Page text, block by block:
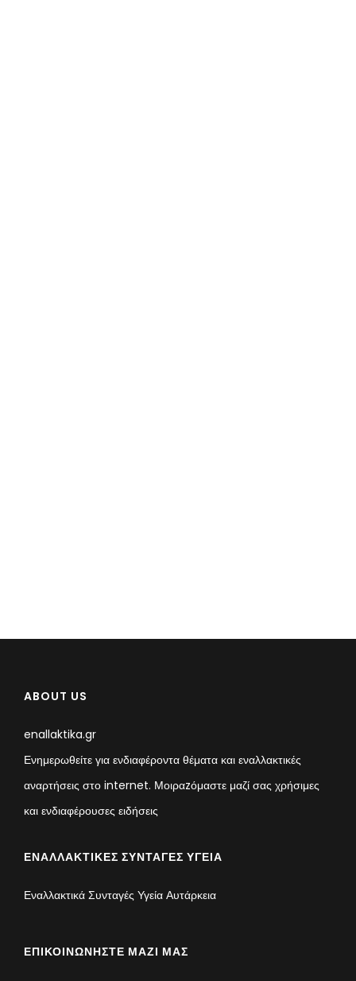
ABOUT US
enallaktika.gr
Ενημερωθείτε για ενδιαφέροντα θέματα και εναλλακτικές
αναρτήσεις στο internet. Μοιραzόμαστε μαζί σας χρήσιμες
και ενδιαφέρουσες ειδήσεις
ΕΝΑΛΛΑΚΤΙΚΈΣ ΣΥΝΤΑΓΈΣ ΥΓΕΊΑ
Εναλλακτικά Συνταγές Υγεία Αυτάρκεια
ΕΠΙΚΟΙΝΩΝΉΣΤΕ ΜΑΖΊ ΜΑΣ